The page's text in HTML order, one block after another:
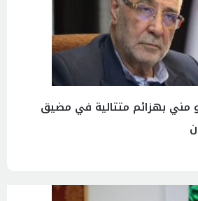
مني بهزائم متتالية في مضيق